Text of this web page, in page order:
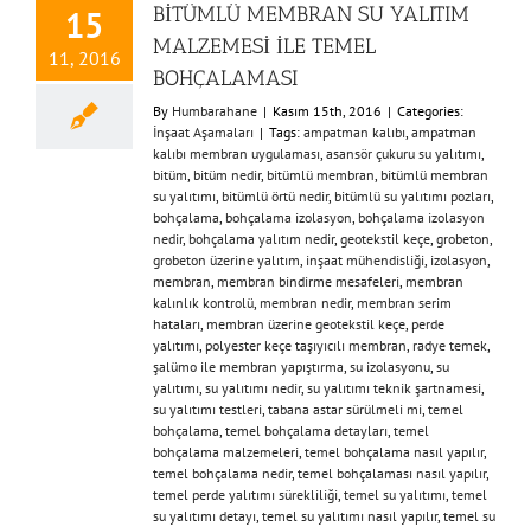
15
11, 2016
BİTÜMLÜ MEMBRAN SU YALITIM
MALZEMESİ İLE TEMEL
BOHÇALAMASI
By Humbarahane | Kasım 15th, 2016 | Categories:
İnşaat Aşamaları | Tags: ampatman kalıbı, ampatman
kalıbı membran uygulaması, asansör çukuru su yalıtımı,
bitüm, bitüm nedir, bitümlü membran, bitümlü membran
su yalıtımı, bitümlü örtü nedir, bitümlü su yalıtımı pozları,
bohçalama, bohçalama izolasyon, bohçalama izolasyon
nedir, bohçalama yalıtım nedir, geotekstil keçe, grobeton,
grobeton üzerine yalıtım, inşaat mühendisliği, izolasyon,
membran, membran bindirme mesafeleri, membran
kalınlık kontrolü, membran nedir, membran serim
hataları, membran üzerine geotekstil keçe, perde
yalıtımı, polyester keçe taşıyıcılı membran, radye temek,
şalümo ile membran yapıştırma, su izolasyonu, su
yalıtımı, su yalıtımı nedir, su yalıtımı teknik şartnamesi,
su yalıtımı testleri, tabana astar sürülmeli mi, temel
bohçalama, temel bohçalama detayları, temel
bohçalama malzemeleri, temel bohçalama nasıl yapılır,
temel bohçalama nedir, temel bohçalaması nasıl yapılır,
temel perde yalıtımı sürekliliği, temel su yalıtımı, temel
su yalıtımı detayı, temel su yalıtımı nasıl yapılır, temel su